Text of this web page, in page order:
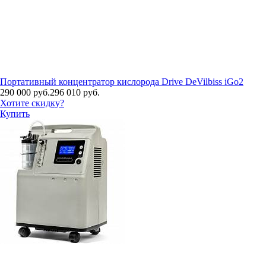
Портативный концентратор кислорода Drive DeVilbiss iGo2
290 000 руб.296 010 руб.
Хотите скидку?
Купить